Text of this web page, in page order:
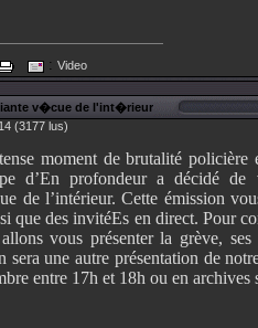
: Video
v�cue de l'int�rieur
(3177 lus)
moment de brutalité policière
d’En profondeur a décidé de
de l’intérieur. Cette émission
que des invitéEs en direct. Pour
vous présenter la grève, ses
une autre présentation de
entre 17h et 18h ou en archives